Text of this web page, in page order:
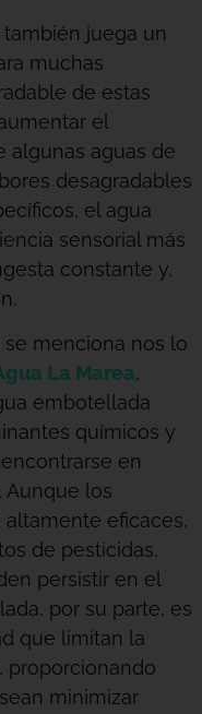
juega un
muchas
de estas
el
algunas aguas de
desagradables
el agua
sensorial más
constante y,
menciona nos lo
La Marea,
embotellada
químicos y
en
Aunque los
eficaces,
de pesticidas,
persistir en el
por su parte, es
que limitan la
proporcionando
minimizar